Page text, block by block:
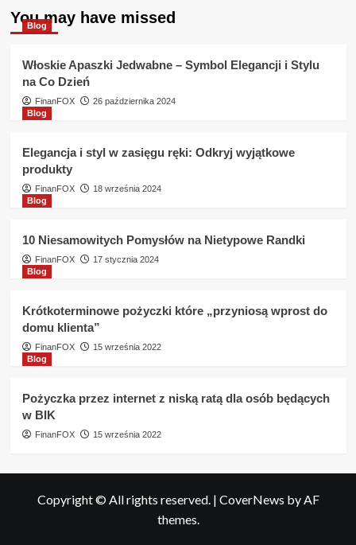
You may have missed
Blog
Włoskie Apaszki Jedwabne – Symbol Elegancji i Stylu
na Co Dzień
FinanFOX
26 października 2024
Blog
Elegancja i styl w zasięgu ręki: Odkryj wyjątkowe
produkty
FinanFOX
18 września 2024
Blog
10 Niesamowitych Pomysłów na Nietypowe Randki
FinanFOX
17 stycznia 2024
Blog
Krótkoterminowe pożyczki które „przyniosą wprost do
domu klienta”
FinanFOX
15 września 2022
Blog
Pożyczka przez internet z niską ratą dla osób będących
w BIK
FinanFOX 15 września 2022
Copyright © All rights reserved. | CoverNews by AF
themes.